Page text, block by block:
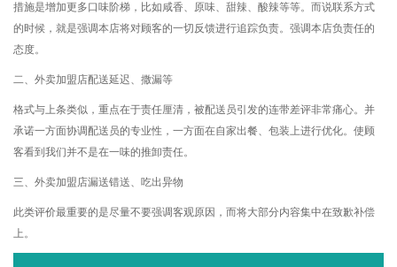
措施是增加更多口味阶梯，比如咸香、原味、甜辣、酸辣等等。而说联系方式
的时候，就是强调本店将对顾客的一切反馈进行追踪负责。强调本店负责任的
态度。
二、外卖加盟店配送延迟、撒漏等
格式与上条类似，重点在于责任厘清，被配送员引发的连带差评非常痛心。并
承诺一方面协调配送员的专业性，一方面在自家出餐、包装上进行优化。使顾
客看到我们并不是在一味的推卸责任。
三、外卖加盟店漏送错送、吃出异物
此类评价最重要的是尽量不要强调客观原因，而将大部分内容集中在致歉补偿
上。